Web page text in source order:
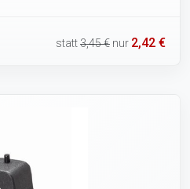
statt3,45 € nur 2,42 €